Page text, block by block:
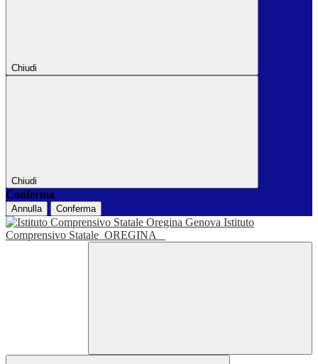
Chiudi
Chiudi
Conferma
Annulla Conferma
Istituto
Comprensivo Statale OREGINA